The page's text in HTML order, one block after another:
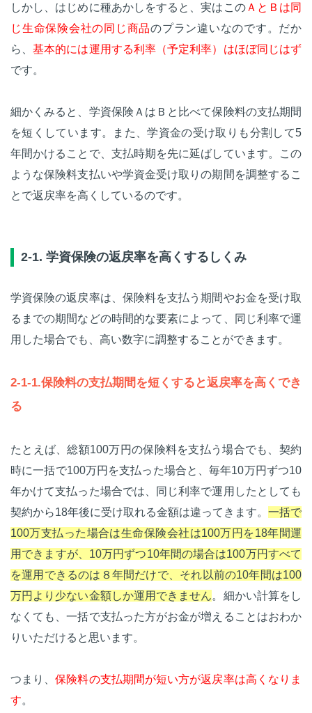
しかし、はじめに種あかしをすると、実はこのＡとＢは同
じ生命保険会社の同じ商品のプラン違いなのです。だか
ら、基本的には運用する利率（予定利率）はほぼ同じはず
です。
細かくみると、学資保険ＡはＢと比べて保険料の支払期間
を短くしています。また、学資金の受け取りも分割して5
年間かけることで、支払時期を先に延ばしています。この
ような保険料支払いや学資金受け取りの期間を調整するこ
とで返戻率を高くしているのです。
2-1. 学資保険の返戻率を高くするしくみ
学資保険の返戻率は、保険料を支払う期間やお金を受け取
るまでの期間などの時間的な要素によって、同じ利率で運
用した場合でも、高い数字に調整することができます。
2-1-1.保険料の支払期間を短くすると返戻率を高くでき
る
たとえば、総額100万円の保険料を支払う場合でも、契約
時に一括で100万円を支払った場合と、毎年10万円ずつ10
年かけて支払った場合では、同じ利率で運用したとしても
契約から18年後に受け取れる金額は違ってきます。 一括で
100万支払った場合は生命保険会社は100万円を18年間運
用できますが、10万円ずつ10年間の場合は100万円すべて
を運用できるのは８年間だけで、それ以前の10年間は100
万円より少ない金額しか運用できません。細かい計算をし
なくても、一括で支払った方がお金が増えることはおわか
りいただけると思います。
つまり、保険料の支払期間が短い方が返戻率は高くなりま
す。